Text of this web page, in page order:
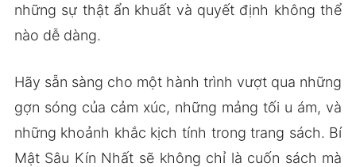
những sự thật ẩn khuất và quyết định không thể
nào dễ dàng.
Hãy sẵn sàng cho một hành trình vượt qua những
gợn sóng của cảm xúc, những mảng tối u ám, và
những khoảnh khắc kịch tính trong trang sách. Bí
Mật Sâu Kín Nhất sẽ không chỉ là cuốn sách mà